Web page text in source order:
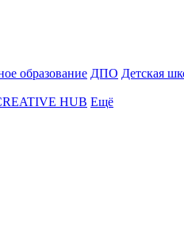
образование ДПО Детская
HUB Ещё